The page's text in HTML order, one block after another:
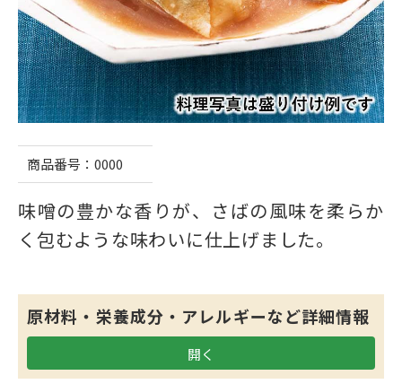
商品番号： 0000
味噌の豊かな香りが、さばの風味を柔らか
く包むような味わいに仕上げました。
原材料・栄養成分・アレルギーなど詳細情報